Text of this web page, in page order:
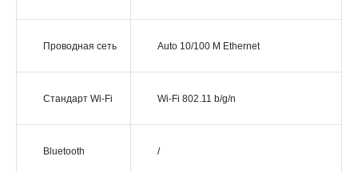
Проводная сеть Auto 10/100 M Ethernet
Стандарт Wi-Fi Wi-Fi 802.11 b/g/n
Bluetooth /